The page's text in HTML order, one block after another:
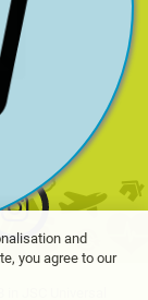
y.
y.
and
you agree to our